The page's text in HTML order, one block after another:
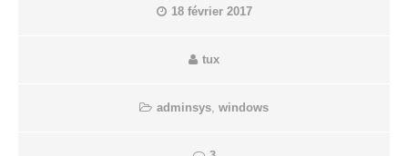
18 février 2017
tux
adminsys windows